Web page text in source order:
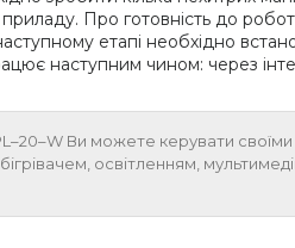
Про готовність до
етапі необхідно
наступним чином: через
Ви можете керувати своїми
освітленням,